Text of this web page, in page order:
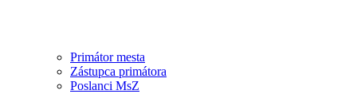
Primátor mesta
Zástupca primátora
Poslanci MsZ